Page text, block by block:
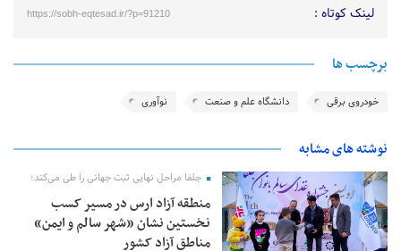
لینک کوتاه : https://sobh-eqtesad.ir/?p=91210
برچسب ها
خودروی برقی دانشگاه علم و صنعت نوآوری
نوشته های مشابه
جلفا مراحل نهایی ثبت جهانی را طی می‌کند؛
منطقه آزاد ارس در مسیر کسب
نخستین نشان «شهر سالم و ایمن»
مناطق آزاد کشور